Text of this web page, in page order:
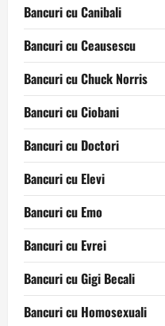
Bancuri cu Canibali
Bancuri cu Ceausescu
Bancuri cu Chuck Norris
Bancuri cu Ciobani
Bancuri cu Doctori
Bancuri cu Elevi
Bancuri cu Emo
Bancuri cu Evrei
Bancuri cu Gigi Becali
Bancuri cu Homosexuali